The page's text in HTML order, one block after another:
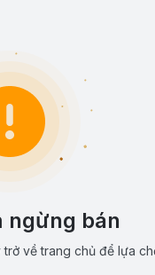
ngừng bán
về trang chủ để lựa